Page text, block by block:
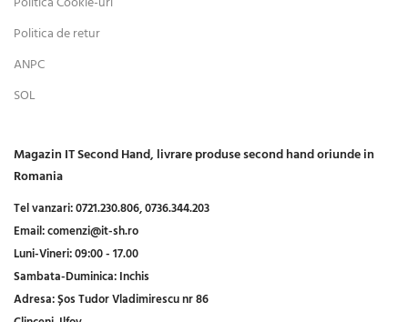
Politica de retur
ANPC
SOL
Magazin IT Second Hand, livrare produse second hand oriunde in
Romania
Tel vanzari:0721.230.806,0736.344.203
Email:comenzi@it-sh.ro
Luni-Vineri:09:00 - 17.00
Sambata-Duminica:Inchis
Adresa:Șos Tudor Vladimirescu nr 86